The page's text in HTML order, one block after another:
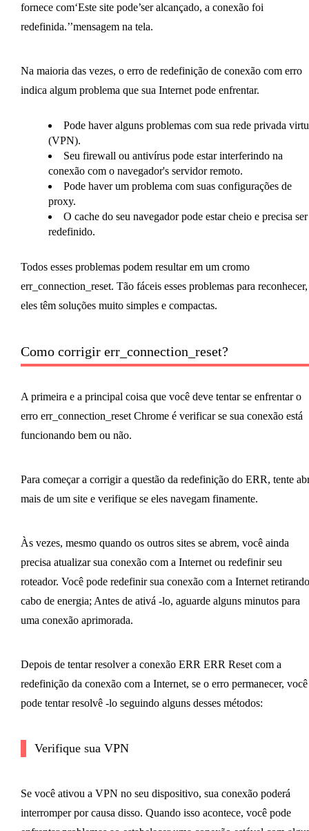
fornece com‘Este site pode’ser alcançado, a conexão foi
redefinida.’’mensagem na tela.
Na maioria das vezes, o erro de redefinição de conexão com erro
indica algum problema que sua Internet pode enfrentar.
Pode haver alguns problemas com sua rede privada
(VPN).
Seu firewall ou antivírus pode estar interferindo na
conexão com o navegador's servidor remoto.
Pode haver um problema com suas configurações de
proxy.
O cache do seu navegador pode estar cheio e precisa ser
redefinido.
Todos esses problemas podem resultar em um cromo
err_connection_reset. Tão fáceis esses problemas para reconhecer,
eles têm soluções muito simples e compactas.
Como corrigir err_connection_reset?
A primeira e a principal coisa que você deve tentar se enfrentar o
erro err_connection_reset Chrome é verificar se sua conexão está
funcionando bem ou não.
Para começar a corrigir a questão da redefinição do ERR, tente
mais de um site e verifique se eles navegam finamente.
Às vezes, mesmo quando os outros sites se abrem, você ainda
precisa atualizar sua conexão com a Internet ou redefinir seu
roteador. Você pode redefinir sua conexão com a Internet
cabo de energia; Antes de ativá -lo, aguarde alguns minutos para
uma conexão aprimorada.
Depois de tentar resolver a conexão ERR ERR Reset com a
redefinição da conexão com a Internet, se o erro permanecer, você
pode tentar resolvê -lo seguindo alguns desses métodos:
Verifique sua VPN
Se você ativou a VPN no seu dispositivo, sua conexão poderá
interromper por causa disso. Quando isso acontece, você pode